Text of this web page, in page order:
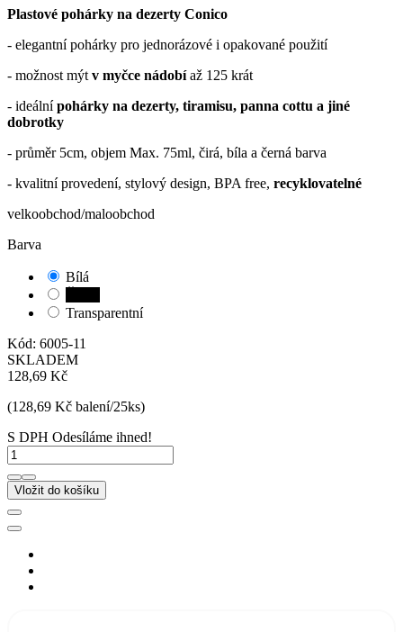
Plastové pohárky na dezerty Conico
- elegantní pohárky pro jednorázové i opakované použití
- možnost mýtv myčce nádobíaž 125 krát
- ideálnípohárky na dezerty, tiramisu, panna cottu a jiné
dobrotky
- průměr 5cm, objem Max. 75ml, čirá, bíla a černá barva
- kvalitní provedení, stylový design, BPA free, recyklovatelné
velkoobchod/maloobchod
Barva
Bílá
Transparentní
Kód: 6005-11
SKLADEM
128,69 Kč
(128,69 Kč balení/25ks)
S DPH Odesíláme ihned!
Vložit do košíku